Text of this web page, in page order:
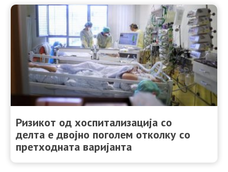
Ризикот од хоспитализација со
делта е двојно поголем отколку со
претходната варијанта